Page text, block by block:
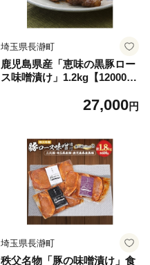
埼玉県長瀞町
鹿児島県産「恵味の黒豚ロー
ス味噌漬け」1.2kg【120000
27,000円
埼玉県長瀞町
秩父名物「豚の味噌漬け」食